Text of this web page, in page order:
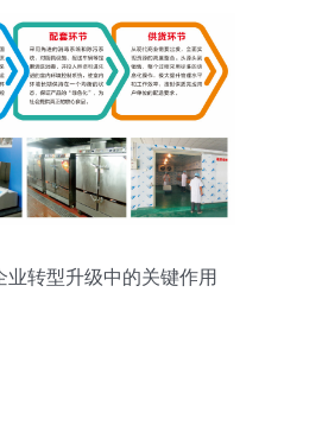
业转型升级中的关键作用